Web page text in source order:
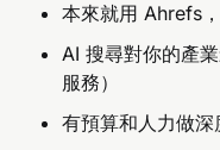
本來就用 Ahrefs
AI 搜尋對你的產
服務）
有預算和人力做